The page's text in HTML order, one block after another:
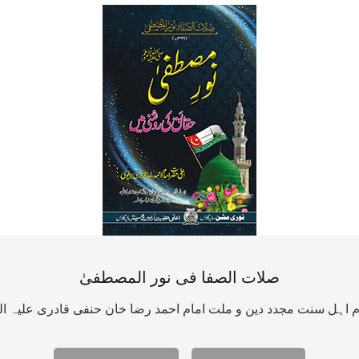
صلات الصفا فی نور المصطفیٰ
اہل سنت مجدد دین و ملت امام احمد رضا خان حنفی قادری علیہ